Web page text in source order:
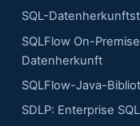
SQL-
SQLFlow On-
Datenherkunft
SQLFlow-Java-
SDLP: Enterprise